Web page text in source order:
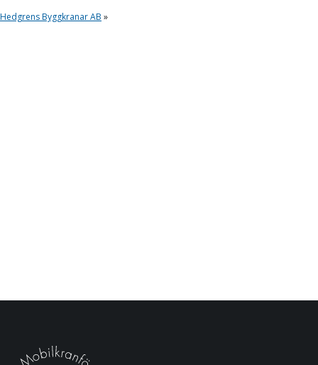
Hedgrens Byggkranar AB »